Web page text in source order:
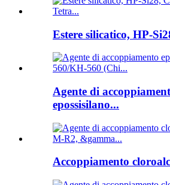
Estere silicatico, HP-
Agente di
epossisilano...
Accoppiamento